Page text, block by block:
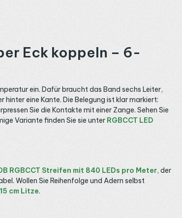
Eck koppeln – 6-
ein. Dafür braucht das Band sechs Leiter,
eine Kante. Die Belegung ist klar markiert:
Sie die Kontakte mit einer Zange. Sehen Sie
Variante finden Sie sie unter RGBCCT LED
RGBCCT Streifen mit 840 LEDs pro Meter, der
Wollen Sie Reihenfolge und Adern selbst
cm Litze.